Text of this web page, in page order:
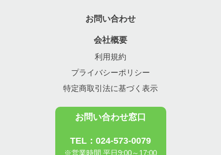
お問い合わせ
会社概要
利用規約
プライバシーポリシー
特定商取引法に基づく表示
お問い合わせ窓口
TEL：024-573-0079
※営業時間 平日9:00～17:00